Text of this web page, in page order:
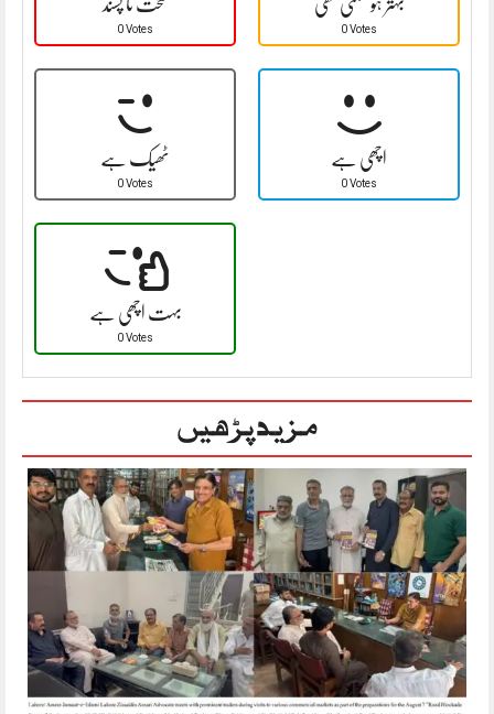
سخت نا پسند
0 Votes
بہتر ہو سکتی تھی
0 Votes
ٹھیک ہے
0 Votes
اچھی ہے
0 Votes
بہت اچھی ہے
0 Votes
مزید پڑھیں